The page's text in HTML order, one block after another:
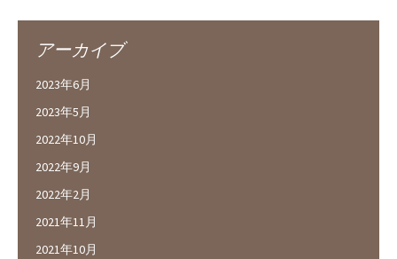
アーカイブ
2023年6月
2023年5月
2022年10月
2022年9月
2022年2月
2021年11月
2021年10月